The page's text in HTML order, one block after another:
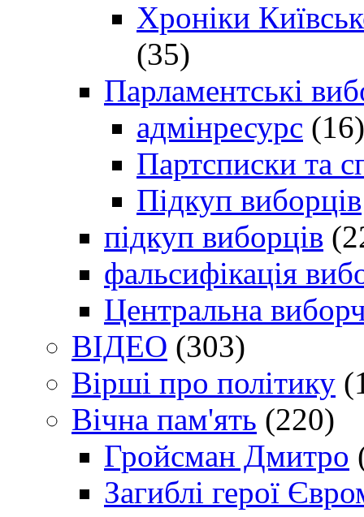
Хроніки
(35)
Парламентські
адмінресурс (16)
Партсписки та
Підкуп виборців
підкуп виборців
фальсифікація
Центральна
ВІДЕО (303)
Вірші про політику
Вічна пам'ять (220)
Гройсман Дмитро
Загиблі герої